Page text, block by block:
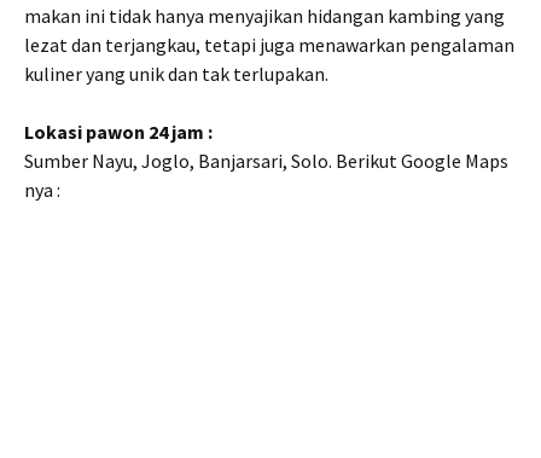
makan ini tidak hanya menyajikan hidangan kambing yang
lezat dan terjangkau, tetapi juga menawarkan pengalaman
kuliner yang unik dan tak terlupakan.
Lokasi pawon 24 jam :
Sumber Nayu, Joglo, Banjarsari, Solo. Berikut Google Maps
nya :